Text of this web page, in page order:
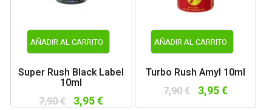
AÑADIR AL CARRITO
Super Rush Black Label
10ml
7,90 € 3,95 €
AÑADIR AL CARRITO
Turbo Rush Amyl 10ml
7,90 € 3,95 €